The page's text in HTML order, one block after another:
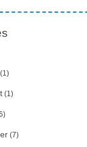
(1)
(1)
(7)